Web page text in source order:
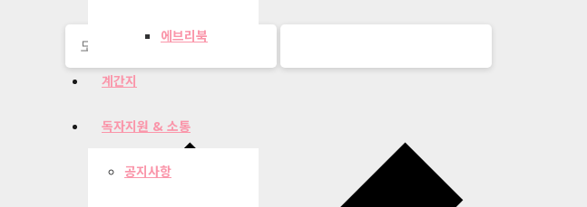
에브리북
계간지
독자지원 & 소통
공지사항